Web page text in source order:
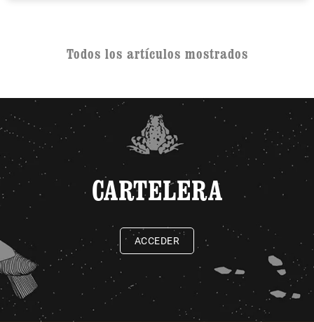
Todos los artículos mostrados
CARTELERA
ACCEDER